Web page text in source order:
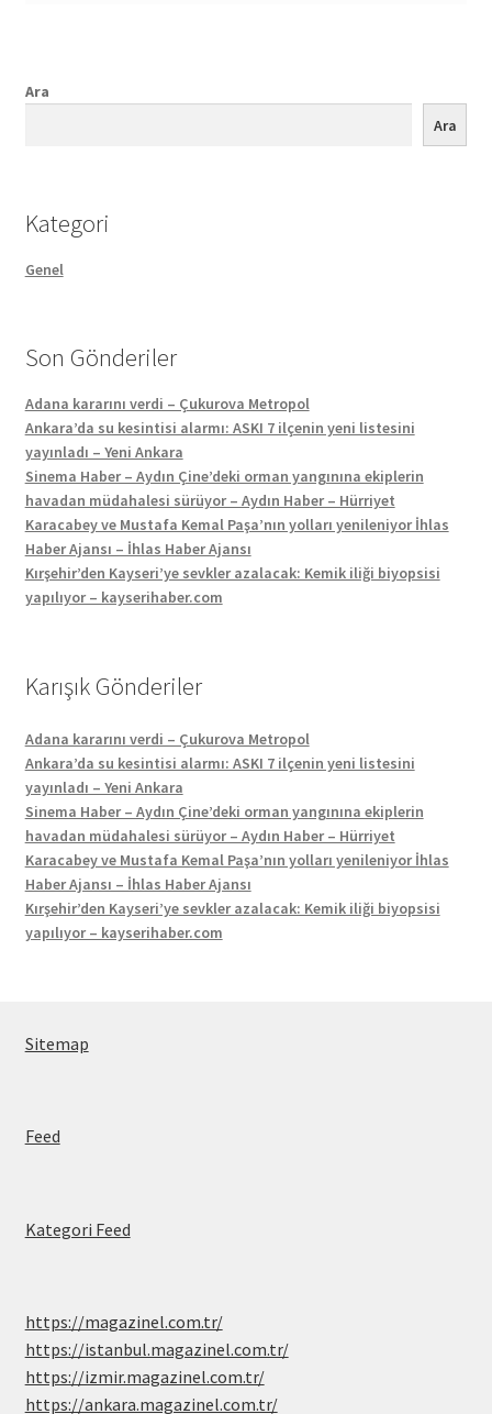
Ara
Ara
Kategori
Genel
Son Gönderiler
Adana kararını verdi – Çukurova Metropol
Ankara’da su kesintisi alarmı: ASKI 7 ilçenin yeni listesini
yayınladı – Yeni Ankara
Sinema Haber – Aydın Çine’deki orman yangınına ekiplerin
havadan müdahalesi sürüyor – Aydın Haber – Hürriyet
Karacabey ve Mustafa Kemal Paşa’nın yolları yenileniyor İhlas
Haber Ajansı – İhlas Haber Ajansı
Kırşehir’den Kayseri’ye sevkler azalacak: Kemik iliği biyopsisi
yapılıyor – kayserihaber.com
Karışık Gönderiler
Adana kararını verdi – Çukurova Metropol
Ankara’da su kesintisi alarmı: ASKI 7 ilçenin yeni listesini
yayınladı – Yeni Ankara
Sinema Haber – Aydın Çine’deki orman yangınına ekiplerin
havadan müdahalesi sürüyor – Aydın Haber – Hürriyet
Karacabey ve Mustafa Kemal Paşa’nın yolları yenileniyor İhlas
Haber Ajansı – İhlas Haber Ajansı
Kırşehir’den Kayseri’ye sevkler azalacak: Kemik iliği biyopsisi
yapılıyor – kayserihaber.com
Sitemap
Feed
Kategori Feed
https://magazinel.com.tr/
https://istanbul.magazinel.com.tr/
https://izmir.magazinel.com.tr/
https://ankara.magazinel.com.tr/